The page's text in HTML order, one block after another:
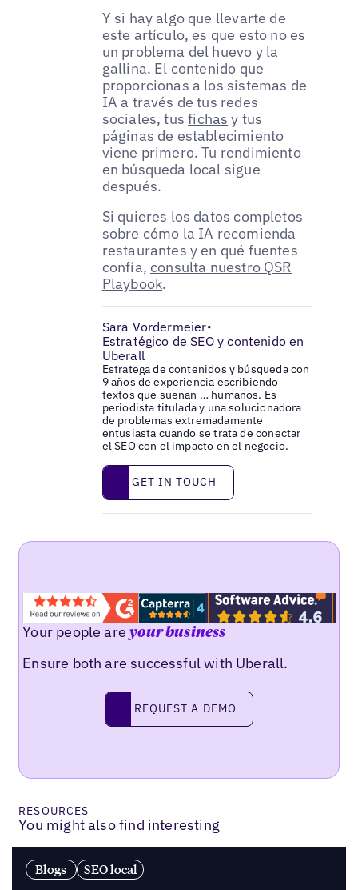
Y si hay algo que llevarte de
este artículo, es que esto no es
un problema del huevo y la
gallina. El contenido que
proporcionas a los sistemas de
IA a través de tus redes
sociales, tusfichas y tus
páginas de establecimiento
viene primero. Tu rendimiento
en búsqueda local sigue
después.
Si quieres los datos completos
sobre cómo la IA recomienda
restaurantes y en qué fuentes
confía,consulta nuestro QSR
Playbook.
Sara Vordermeier•
Estratégico de SEO y contenido en
Uberall
Estratega de contenidos y búsqueda con
9 años de experiencia escribiendo
textos que suenan … humanos. Es
periodista titulada y una solucionadora
de problemas extremadamente
entusiasta cuando se trata de conectar
el SEO con el impacto en el negocio.
Get in touch
GET IN TOUCH
Your people areyour business
Ensure both are successful with Uberall.
Request a demo
REQUEST A DEMO
RESOURCES
You might also find interesting
Blogs SEO local